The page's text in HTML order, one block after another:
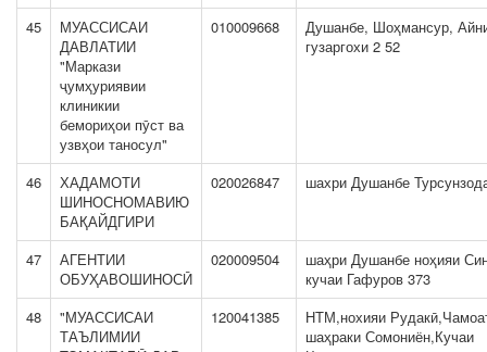
45
МУАССИСАИ
ДАВЛАТИИ
"Маркази
ҷумҳуриявии
клиникии
бемориҳои пӯст ва
узвҳои таносул"
010009668
Душанбе, Шоҳмансур,
гузаргохи 2 52
46
ХАДАМОТИ
ШИНОСНОМАВИЮ
БАҚАЙДГИРИ
020026847 шахри Душанбе
47
АГЕНТИИ
ОБУҲАВОШИНОСӢ
020009504
шаҳри Душанбе ноҳияи
кучаи Гафуров 373
48
"МУАССИСАИ
ТАЪЛИМИИ
120041385
НТМ,нохияи
шаҳраки Сомониён,Кучаи